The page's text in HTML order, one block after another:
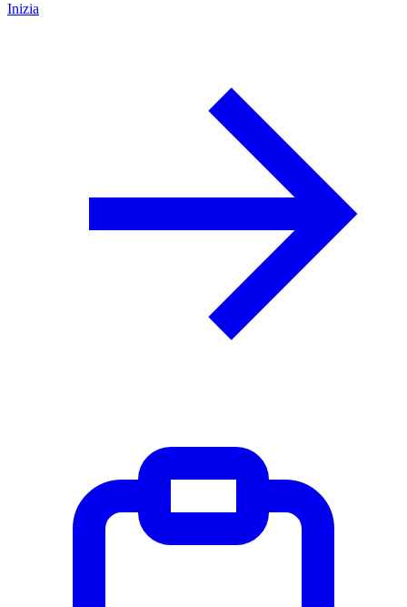
Inizia